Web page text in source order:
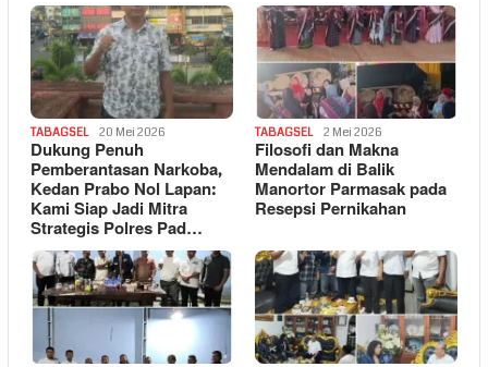
TABAGSEL 20 Mei 2026
Dukung Penuh
Pemberantasan Narkoba,
Kedan Prabo Nol Lapan:
Kami Siap Jadi Mitra
Strategis Polres Pad…
TABAGSEL 2 Mei 2026
Filosofi dan Makna
Mendalam di Balik
Manortor Parmasak pada
Resepsi Pernikahan